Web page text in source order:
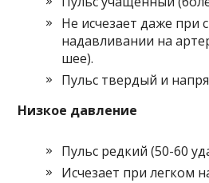
Не исчезает даже при
надавливании на
шее).
Пульс твердый и
Низкое давление
Пульс редкий (50-60
Исчезает при легком